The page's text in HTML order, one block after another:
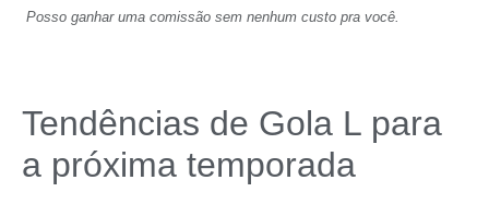
Posso ganhar uma comissão sem nenhum custo pra você.
Tendências de Gola L para
a próxima temporada